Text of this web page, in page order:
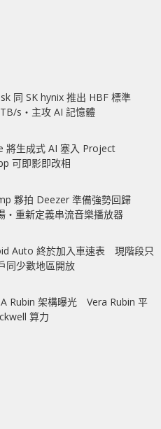
同 SK hynix 推出 HBF 標準
s‧主攻 AI 記憶體
將生成式 AI 塞入 Project
可即影即改相
夥拍 Deezer 準備強勢回歸
‧重新定義串流音樂播放器
Auto 終於加入車速表 現階段只
同少數地區開放
Rubin 架構曝光 Vera Rubin 平
算力